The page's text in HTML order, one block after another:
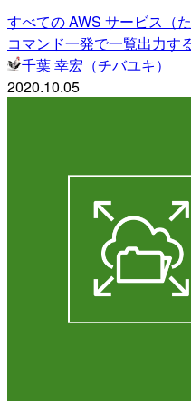
すべての AWS サービス（
コマンド一発で一覧出力す
千葉 幸宏（チバユキ）
2020.10.05